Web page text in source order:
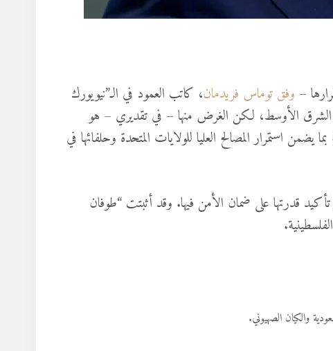
– وفق توماس فريدمان، كاتب العمود في الـ”نيويورك
الشرق الأوسط، لكن الغرض منها – في تقديري – هو
يضمن استمرار المصالح العليا للولايات المتحدة وحلفائها في
قدرتها على ضمان الأمن فيها. وقد أثبتت “طوفان
والكيان الصهيوني.